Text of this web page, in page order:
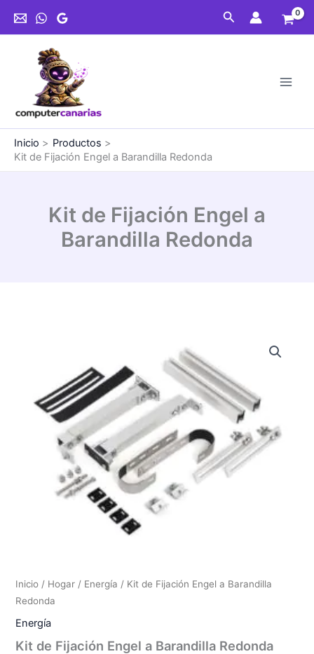
Buscar
Inicio
Productos
Kit de Fijación Engel a Barandilla Redonda
Kit de Fijación Engel a
Barandilla Redonda
Inicio / Hogar / Energía / Kit de Fijación Engel a Barandilla
Redonda
Energía
Kit de Fijación Engel a Barandilla Redonda
Engel
a
Redonda
cantidad